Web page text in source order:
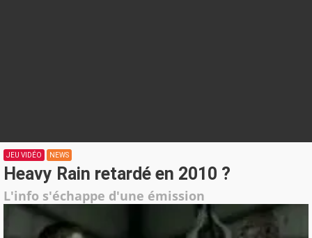
JEU VIDÉO NEWS
Heavy Rain retardé en 2010 ?
L'info s'échappe d'une émission